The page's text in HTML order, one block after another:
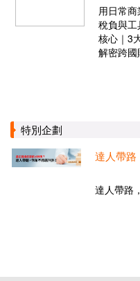
用日常
稅負與
核心｜3
解密跨國
特別企劃
達人帶路
達人帶路